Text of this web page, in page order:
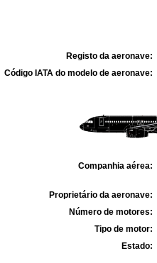
Registo da aeronave:
Código IATA do modelo de aeronave:
Companhia aérea:
Proprietário da aeronave:
Número de motores:
Tipo de motor:
Estado: